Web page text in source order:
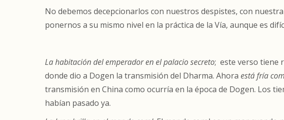
No debemos decepcionarlos con nuestros despistes, con
ponernos a su mismo nivel en la práctica de la Vía, aunque es
La habitación del emperador en el palacio secreto; este verso tiene
donde dio a Dogen la transmisión del Dharma. Ahora está fría
transmisión en China como ocurría en la época de Dogen. Los
habían pasado ya.